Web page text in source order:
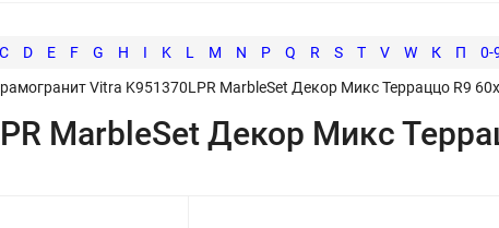
C D E F G H I K L M N P Q R S T V W К П
0-
Vitra K951370LPR MarbleSet Декор Микс Терраццо R9
MarbleSet Декор Микс